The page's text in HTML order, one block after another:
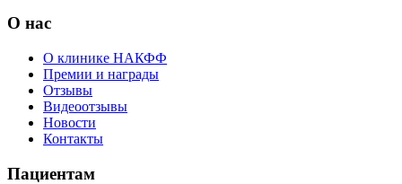
О нас
О клинике НАКФФ
Премии и награды
Отзывы
Видеоотзывы
Новости
Контакты
Пациентам